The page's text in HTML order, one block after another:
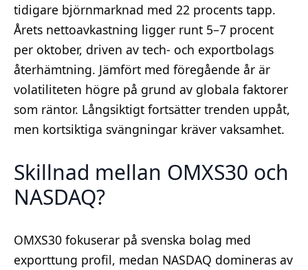
tidigare björnmarknad med 22 procents tapp.
Årets nettoavkastning ligger runt 5–7 procent
per oktober, driven av tech- och exportbolags
återhämtning. Jämfört med föregående år är
volatiliteten högre på grund av globala faktorer
som räntor. Långsiktigt fortsätter trenden uppåt,
men kortsiktiga svängningar kräver vaksamhet.
Skillnad mellan OMXS30 och
NASDAQ?
OMXS30 fokuserar på svenska bolag med
exporttung profil, medan NASDAQ domineras av